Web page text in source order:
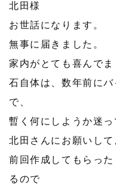
北田様
お世話になります。
無事に届きました。
家内がとても喜んでま
石自体は、数年前に
で、
暫く何にしようか迷っ
北田さんにお願いして
前回作成してもらっ
るので